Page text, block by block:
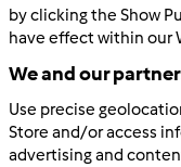
by clicking the Show
have effect within our
We and our
Use precise
Store and/or access
advertising and